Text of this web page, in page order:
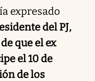
expresado
del PJ,
que el ex
el 10 de
de los